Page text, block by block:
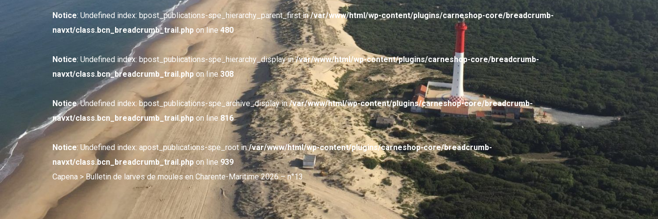
Notice: Undefined index: bpost_publications-spe_hierarchy_parent_first in/var/www/html/wp-content/plugins/carneshop-core/breadcrumb-
navxt/class.bcn_breadcrumb_trail.php on line 480
Notice: Undefined index: bpost_publications-spe_hierarchy_display in/var/www/html/wp-content/plugins/carneshop-core/breadcrumb-
navxt/class.bcn_breadcrumb_trail.php on line 308
Notice: Undefined index: bpost_publications-spe_archive_display in/var/www/html/wp-content/plugins/carneshop-core/breadcrumb-
navxt/class.bcn_breadcrumb_trail.phpon line816
Notice: Undefined index: apost_publications-spe_root in/var/www/html/wp-content/plugins/carneshop-core/breadcrumb-
navxt/class.bcn_breadcrumb_trail.php on line 939
Capena > Bulletin de larves de moules en Charente-Maritime 2026 – n°13